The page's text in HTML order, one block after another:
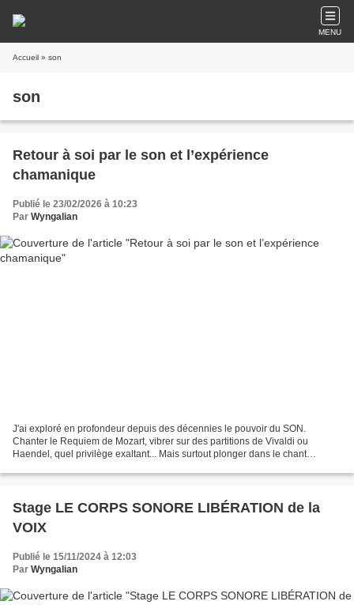
MENU
Accueil » son
son
Retour à soi par le son et l’expérience
chamanique
Publié le 23/02/2026 à 10:23
Par Wyngalian
J'ai exploré en profondeur depuis des décennies le pouvoir du SON.
Chanter le Requiem de Mozart, vibrer sur des partitions de Vivaldi ou
Haendel, quel privilège exaltant... Mais surtout plonger dans le chant
Stage LE CORPS SONORE LIBÉRATION de la
VOIX
Publié le 15/11/2024 à 12:03
Par Wyngalian